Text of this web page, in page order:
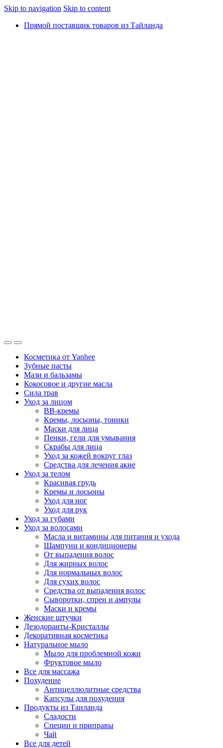
Skip to navigation Skip to content
Прямой поставщик товаров из Тайланда
Косметика от Yanhee
Зубные пасты
Мази и бальзамы
Кокосовое и другие масла
Сила трав
Уход за лицом
BB-кремы
Кремы, лосьоны, тоники
Маски для лица
Пенки, гели для умывания
Скрабы для лица
Уход за кожей вокруг глаз
Средства для лечения акне
Уход за телом
Красивая грудь
Кремы и лосьоны
Уход для ног
Уход для рук
Уход за губами
Уход за волосами
Масла и витамины для питания и ухода
Шампуни и кондиционеры
От выпадения волос
Для жирных волос
Для нормальных волос
Для сухих волос
Средства от выпадения волос
Сыворотки, спреи и ампулы
Маски и кремы
Женские штучки
Дезодоранты-Кристаллы
Декоративная косметика
Натуральное мыло
Мыло для проблемной кожи
Фруктовое мыло
Все для массажа
Похудение
Антицеллюлитные средства
Капсулы для похудения
Продукты из Таиланда
Сладости
Специи и приправы
Чай
Все для детей